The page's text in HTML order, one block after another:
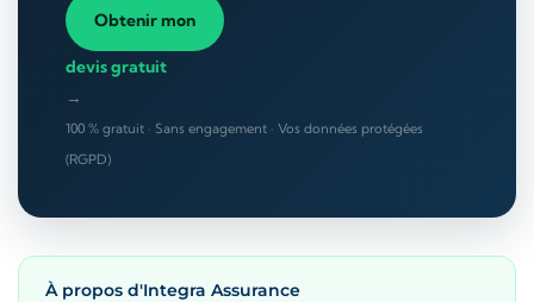
Obtenir mon
devis gratuit
→
100 % gratuit · Sans engagement · Vos données protégées
(RGPD)
À propos d'Integra Assurance